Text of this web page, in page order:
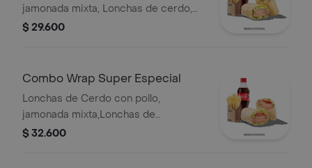
jamonada mixta, Lonchas de cerdo,
cordero y res, queso mozzarella,
$ 29.600
Combo Wrap Super Especial
Lonchas de Cerdo con pollo,
jamonada mixta,Lonchas de
cerdo,cordero y res,
$ 32.600